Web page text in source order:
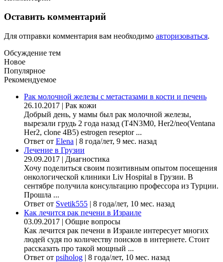
Оставить комментарий
Для отправки комментария вам необходимо авторизоваться.
Обсуждение тем
Новое
Популярное
Рекомендуемое
Рак молочной железы с метастазами в кости и печень
26.10.2017 | Рак кожи
Добрый день, у мамы был рак молочной железы,
вырезали грудь 2 года назад (Т4N3M0, Her2/neo(Ventana
Her2, clone 4B5) estrogen reseptor ...
Ответ от Elena | 8 года/лет, 9 мес. назад
Лечение в Грузии
29.09.2017 | Диагностика
Хочу поделиться своим позитивным опытом посещения
онкологической клиники Liv Hospital в Грузии. В
сентябре получила консультацию профессора из Турции.
Прошла ...
Ответ от Svetik555 | 8 года/лет, 10 мес. назад
Как лечится рак печени в Израиле
03.09.2017 | Общие вопросы
Как лечится рак печени в Израиле интересует многих
людей судя по количеству поисков в интернете. Стоит
рассказать про такой мощный ...
Ответ от psiholog | 8 года/лет, 10 мес. назад